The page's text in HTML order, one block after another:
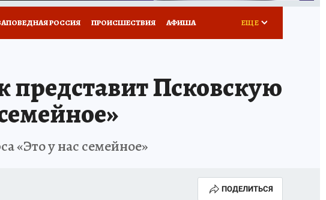
РОССИЯ ПРОИСШЕСТВИЯ АФИША ЕЩЕ
Псковскую
«Это у нас семейное»
ПОДЕЛИТЬСЯ